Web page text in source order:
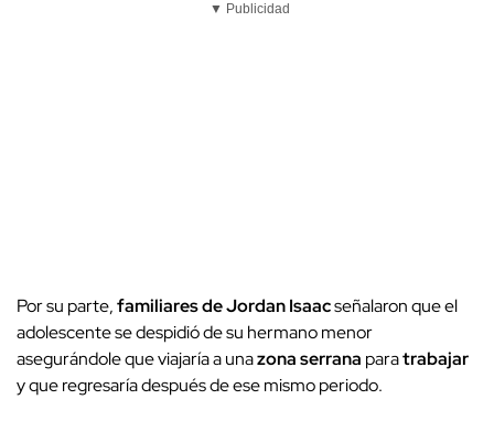
▼ Publicidad
Por su parte,familiares de Jordan Isaacseñalaron que el
adolescente se despidió de su hermano menor
asegurándole que viajaría a unazona serrana paratrabajar
y que regresaría después de ese mismo periodo.